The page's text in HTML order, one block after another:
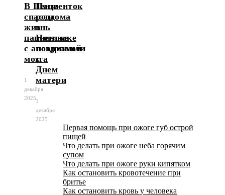
В Пензе
спасли
жизнь
пациентке
с аневризмой
мозга
1
декабря
2025
Пациенток
роддома
в
Ногинске
поздравили
с
Днем
матери
1
декабря
2025
Первая помощь при ожоге губ острой
пищей
Что делать при ожоге неба горячим
супом
Что делать при ожоге руки кипятком
Как остановить кровотечение при
бритье
Как остановить кровь у человека